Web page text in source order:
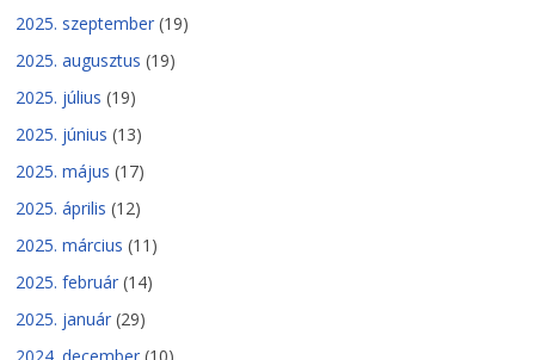
2025. szeptember (19)
2025. augusztus (19)
2025. július (19)
2025. június (13)
2025. május (17)
2025. április (12)
2025. március (11)
2025. február (14)
2025. január (29)